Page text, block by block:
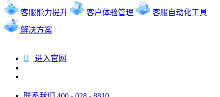
客服能力提升 客户体验管理 客服自动化工具
解决方案
 进入官网